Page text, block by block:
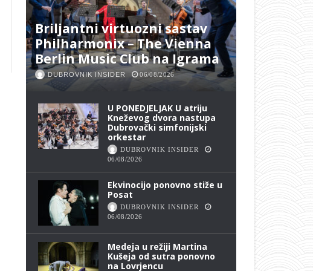
Briljantni virtuozni sastav
Philharmonix – The Vienna
Berlin Music Club na Igrama
DUBROVNIK INSIDER 06/08/2026
U PONEDJELJAK U atriju
Kneževog dvora nastupa
Dubrovački simfonijski
orkestar
DUBROVNIK INSIDER
06/08/2026
Ekvinocijo ponovno stiže u
Posat
DUBROVNIK INSIDER
06/08/2026
Medeja u režiji Martina
Kušeja od sutra ponovno
na Lovrjencu